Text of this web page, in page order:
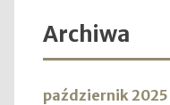
Archiwa
październik 2025